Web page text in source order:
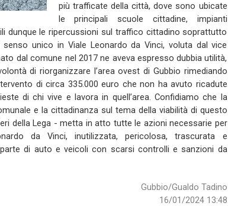
più trafficate della città, dove sono ubicate
le principali scuole cittadine, impianti
dunque le ripercussioni sul traffico cittadino soprattutto
unico in Viale Leonardo da Vinci, voluta dal vice
dal comune nel 2017 ne aveva espresso dubbia utilità,
di riorganizzare l’area ovest di Gubbio rimediando
di circa 335.000 euro che non ha avuto ricadute
di chi vive e lavora in quell’area. Confidiamo che la
e la cittadinanza sul tema della viabilità di questo
della Lega - metta in atto tutte le azioni necessarie per
da Vinci, inutilizzata, pericolosa, trascurata e
di auto e veicoli con scarsi controlli e sanzioni da
Gubbio/Gualdo Tadino
16/01/2024 13:48